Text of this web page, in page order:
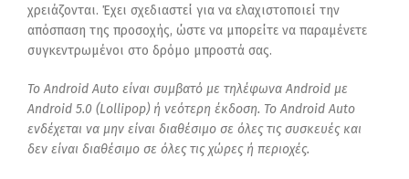
χρειάζονται. Έχει σχεδιαστεί για να ελαχιστοποιεί την
απόσπαση της προσοχής, ώστε να μπορείτε να παραμένετε
συγκεντρωμένοι στο δρόμο μπροστά σας.
Το Android Auto είναι συμβατό με τηλέφωνα Android με
Android 5.0 (Lollipop) ή νεότερη έκδοση. Το Android Auto
ενδέχεται να μην είναι διαθέσιμο σε όλες τις συσκευές και
δεν είναι διαθέσιμο σε όλες τις χώρες ή περιοχές.